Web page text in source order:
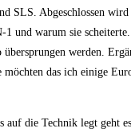
SLS. Abgeschlossen
warum sie scheiterte.
werden.
das ich einige
die Technik legt geht